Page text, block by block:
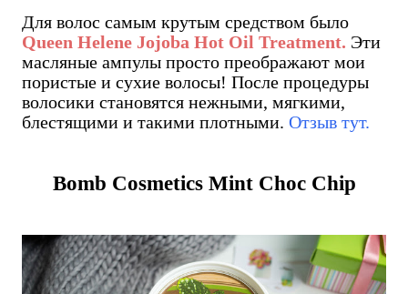
Для волос самым крутым средством было
Queen Helene Jojoba Hot Oil Treatment. Эти
масляные ампулы просто преображают мои
пористые и сухие волосы! После процедуры
волосики становятся нежными, мягкими,
блестящими и такими плотными. Отзыв тут.
Bomb Cosmetics Mint Choc Chip